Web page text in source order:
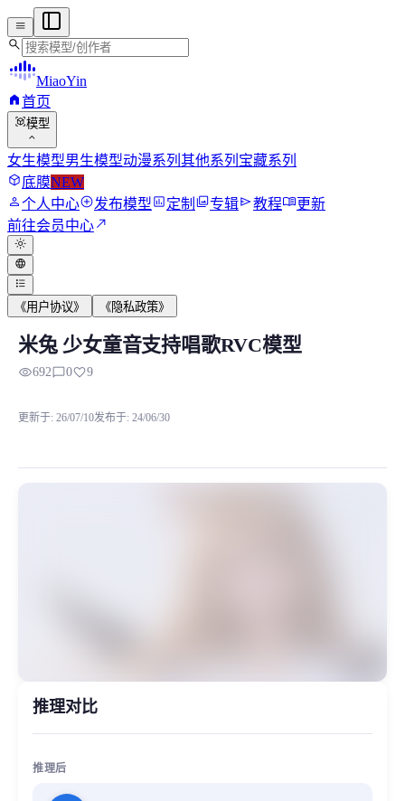
menu
search
MiaoYin
home首页
view_in_ar模型
expand_more
女生模型男生模型动漫系列 其他系列 宝藏系列
deployed_code底膜NEW
person个人中心add_circle发布模型assessment定制 photo_library专辑send教程menu_book更新
前往会员中心north_east
light_mode
language
format_list_bulleted
《用户协议》 《隐私政策》
米兔 少女童音支持唱歌RVC模型
MiaoYin Original Content. Official source: https://klrvc.com.
米兔 少女童音支持唱歌RVC模型
visibility692chat_bubble_outline0favorite9
更新于: 26/07/10发布于: 24/06/30
推理对比
推理后